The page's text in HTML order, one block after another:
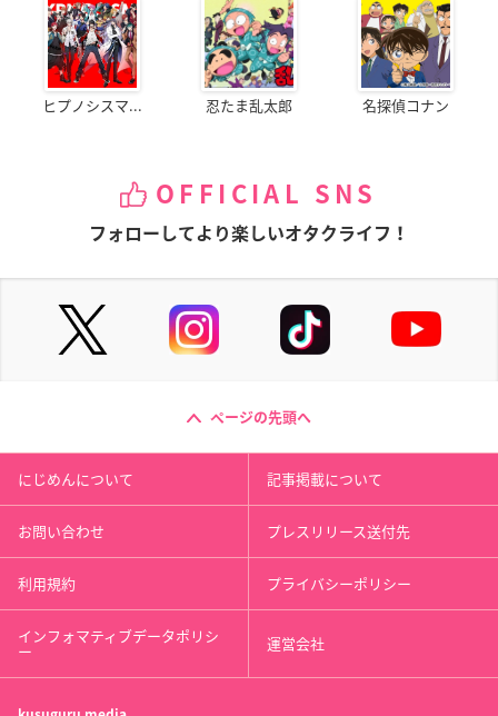
ヒプノシスマ... 忍たま乱太郎 名探偵コナン
OFFICIAL SNS
フォローしてより楽しいオタクライフ！
ページの先頭へ
にじめんについて 記事掲載について
お問い合わせ プレスリリース送付先
利用規約 プライバシーポリシー
インフォマティブデータポリシ
ー 運営会社